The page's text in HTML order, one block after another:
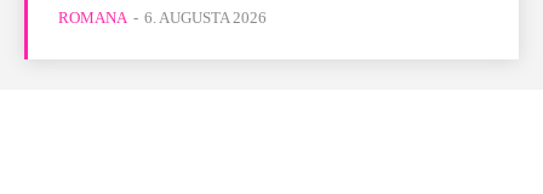
ROMANA - 6. AUGUSTA 2026